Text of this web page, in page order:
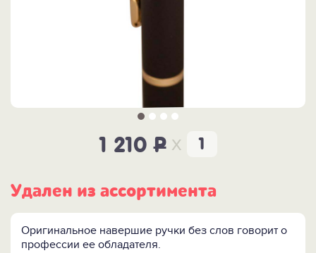
1 210P x
Удален из ассортимента
Оригинальное навершие ручки без слов говорит о
профессии ее обладателя.